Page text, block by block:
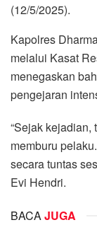
(12/5/2025).
Kapolres
melalui Kasat
menegaskan
pengejaran
“Sejak kejadian,
memburu
secara tuntas
Evi Hendri.
BACAJUGA